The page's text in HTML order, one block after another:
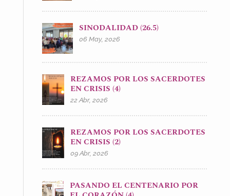
SINODALIDAD (26.5)
06 May, 2026
REZAMOS POR LOS SACERDOTES
EN CRISIS (4)
22 Abr, 2026
REZAMOS POR LOS SACERDOTES
EN CRISIS (2)
09 Abr, 2026
PASANDO EL CENTENARIO POR